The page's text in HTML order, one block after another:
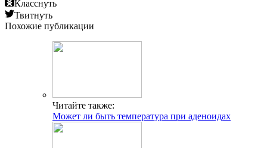
Класснуть
Твитнуть
Похожие публикации
Читайте также:
Может ли быть температура при аденоидах